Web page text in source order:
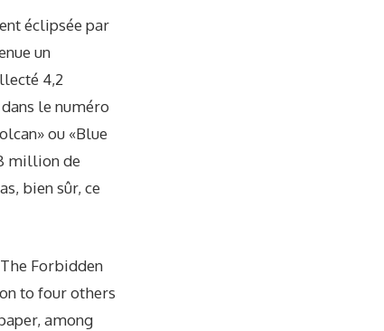
éclipsée par
un
4,2
le numéro
ou «Blue
million de
bien sûr, ce
Forbidden
to four others
among